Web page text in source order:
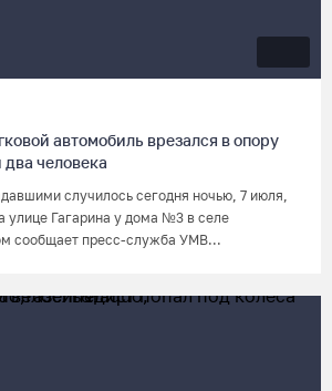
автомобиль врезался в опору
человека
случилось сегодня ночью, 7 июля,
улице Гагарина у дома №3 в селе
сообщает пресс-служба УМВ...